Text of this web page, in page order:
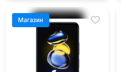
Магазин